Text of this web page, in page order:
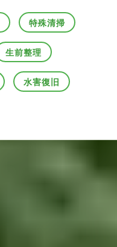
特殊清掃
生前整理
水害復旧